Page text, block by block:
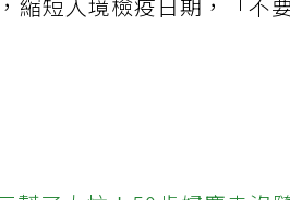
縮短入境檢疫日期，「